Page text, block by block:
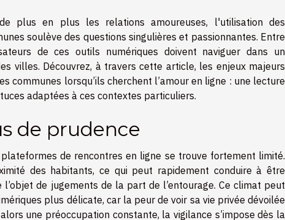
plus en plus les relations amoureuses, l'utilisation des
soulève des questions singulières et passionnantes. Entre
de ces outils numériques doivent naviguer dans un
villes. Découvrez, à travers cette article, les enjeux majeurs
communes lorsqu’ils cherchent l’amour en ligne : une lecture
adaptées à ces contextes particuliers.
de prudence
de rencontres en ligne se trouve fortement limité.
des habitants, ce qui peut rapidement conduire à être
de jugements de la part de l’entourage. Ce climat peut
plus délicate, car la peur de voir sa vie privée dévoilée
une préoccupation constante, la vigilance s’impose dès la